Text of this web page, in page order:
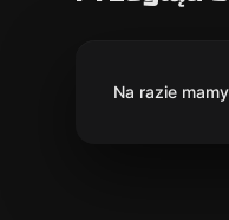
Na razie